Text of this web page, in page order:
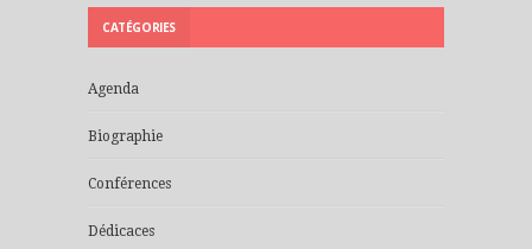
CATÉGORIES
Agenda
Biographie
Conférences
Dédicaces